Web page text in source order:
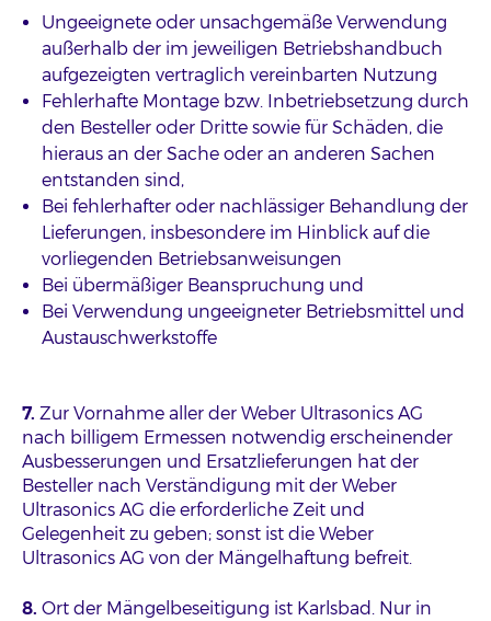
Ungeeignete oder unsachgemäße Verwendung
außerhalb der im jeweiligen Betriebshandbuch
aufgezeigten vertraglich vereinbarten Nutzung
Fehlerhafte Montage bzw. Inbetriebsetzung durch
den Besteller oder Dritte sowie für Schäden, die
hieraus an der Sache oder an anderen Sachen
entstanden sind,
Bei fehlerhafter oder nachlässiger Behandlung der
Lieferungen, insbesondere im Hinblick auf die
vorliegenden Betriebsanweisungen
Bei übermäßiger Beanspruchung und
Bei Verwendung ungeeigneter Betriebsmittel und
Austauschwerkstoffe
7. Zur Vornahme aller der Weber Ultrasonics AG
nach billigem Ermessen notwendig erscheinender
Ausbesserungen und Ersatzlieferungen hat der
Besteller nach Verständigung mit der Weber
Ultrasonics AG die erforderliche Zeit und
Gelegenheit zu geben; sonst ist die Weber
Ultrasonics AG von der Mängelhaftung befreit.
8. Ort der Mängelbeseitigung ist Karlsbad. Nur in